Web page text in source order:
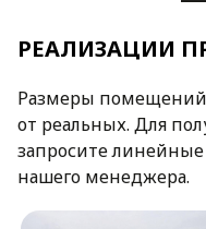
РЕАЛИЗАЦИИ
Размеры помещений
от реальных. Для
запросите
нашего менеджера.